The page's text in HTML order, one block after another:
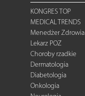
KONGRES TOP
MEDICAL TRENDS
Menedżer Zdrowia
Lekarz POZ
Choroby rzadkie
Dermatologia
Diabetologia
Onkologia